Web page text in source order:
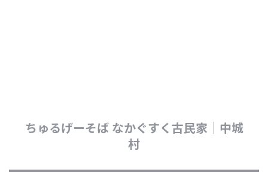
ちゅるげーそば なかぐすく古民家｜中城
村